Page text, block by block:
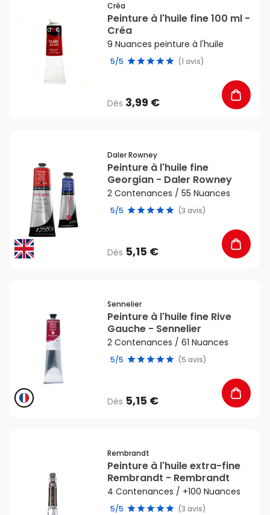
Créa
Peinture à l'huile fine 100 ml -
Créa
9 Nuances peinture à l'huile
5/5 (1 avis)
Dès 3,99 €
Daler Rowney
Peinture à l'huile fine
Georgian - Daler Rowney
2 Contenances / 55 Nuances
5/5 (3 avis)
Dès 5,15 €
Sennelier
Peinture à l'huile fine Rive
Gauche - Sennelier
2 Contenances / 61 Nuances
5/5 (5 avis)
Dès 5,15 €
Rembrandt
Peinture à l'huile extra-fine
Rembrandt - Rembrandt
4 Contenances / +100 Nuances
5/5 (3 avis)